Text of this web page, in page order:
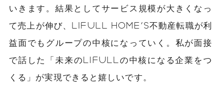
いきます。結果としてサービス規模が大きくなっ
て売上が伸び、LIFULL HOME'S不動産転職が利
益面でもグループの中核になっていく。 私が面接
で話した「未来のLIFULLの中核になる企業をつ
くる」が実現できると嬉しいです。